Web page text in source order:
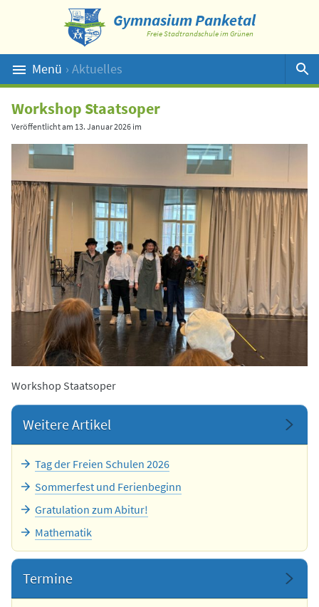
Gymnasium Panketal
Freie Stadtrandschule im Grünen
Menü › Aktuelles
Suche
Workshop Staatsoper
Veröffentlicht am 13. Januar 2026 im
Workshop Staatsoper
Weitere Artikel
Tag der Freien Schulen 2026
Sommerfest und Ferienbeginn
Gratulation zum Abitur!
Mathematik
Termine